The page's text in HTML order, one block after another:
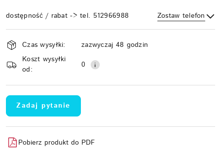
dostępność / rabat -> tel. 512966988 Zostaw telefon
Wyślij
Dostępność
i
dostawa
Czas wysyłki:
zazwyczaj 48 godzin
Koszt wysyłki
od:
0
Zadaj pytanie
Pobierz produkt do PDF